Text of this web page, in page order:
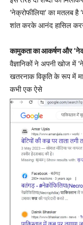
‘नेक्रोफीलिया‘ का मतलब
शांत करके आनंद हासिल
कामुकता का आकर्षण और
वैज्ञानिकों ने अपनी खोज में
खतरनाक विकृति के रूप में
कभी एक ऐसे